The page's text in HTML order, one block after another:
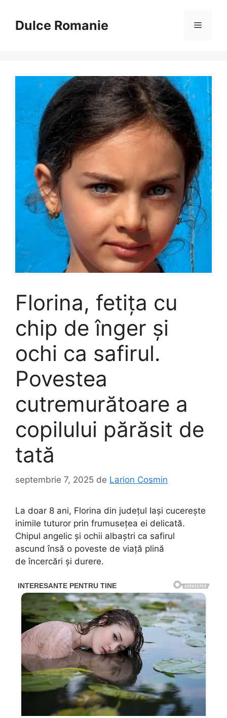
conținutDulce Romanie Meniu
Florina, fetița cu
chip de înger și
ochi ca safirul.
Povestea
cutremurătoare a
copilului părăsit de
tată
septembrie 7, 2025 de Larion Cosmin
La doar 8 ani, Florina din județul Iași cucerește
inimile tuturor prin frumusețea ei delicată.
Chipul angelic și ochii albaștri ca safirul
ascund însă o poveste de viață plină
de încercări și durere.